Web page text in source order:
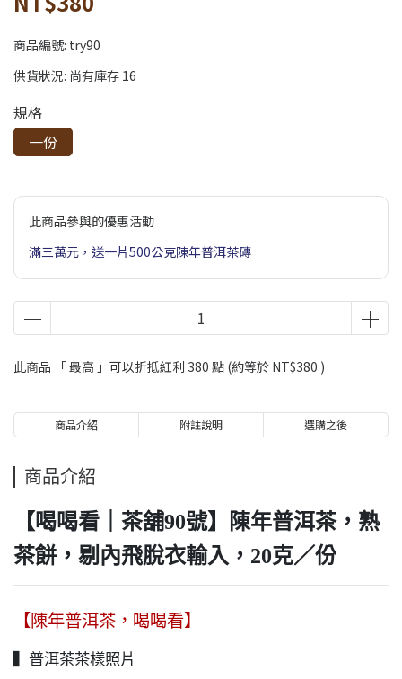
商品編號: try90
供貨狀況: 尚有庫存 16
規格
一份
此商品參與的優惠活動
滿三萬元，送一片500公克陳年普洱茶磚
此商品 「 最高 」可以折抵紅利 380 點 (約等於 NT$380 )
商品介紹 附註說明 選購之後
商品介紹
【喝喝看｜茶舖90號】陳年普洱茶，熟
茶餅，剔內飛脫衣輸入，20克／份
【陳年普洱茶，喝喝看】
▍普洱茶茶樣照片